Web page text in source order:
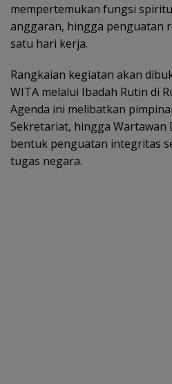
mempertemukan fungsi
anggaran, hingga penguatan
satu hari kerja.
Rangkaian kegiatan akan
WITA melalui Ibadah Rutin di
Agenda ini melibatkan
Sekretariat, hingga Wartawan
bentuk penguatan integritas
tugas negara.